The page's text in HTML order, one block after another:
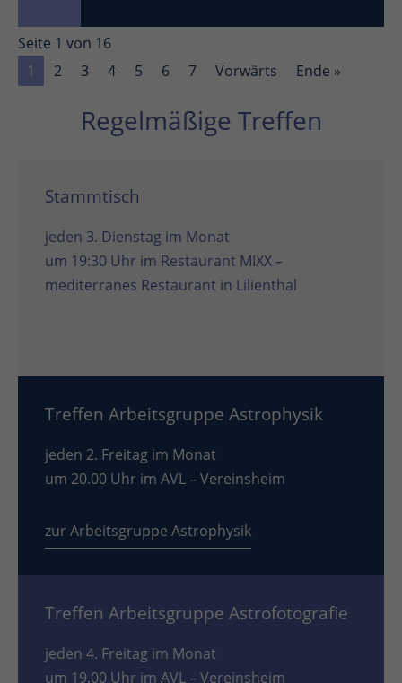
Seite 1 von 16
1
2 3 4 5 6 7 Vorwärts Ende »
Regelmäßige Treffen
Stammtisch
jeden 3. Dienstag im Monat
um 19:30 Uhr im Restaurant MIXX –
mediterranes Restaurant in Lilienthal
Treffen Arbeitsgruppe Astrophysik
jeden 2. Freitag im Monat
um 20.00 Uhr im AVL – Vereinsheim
zur Arbeitsgruppe Astrophysik
Treffen Arbeitsgruppe Astrofotografie
jeden 4. Freitag im Monat
um 19.00 Uhr im AVL – Vereinsheim